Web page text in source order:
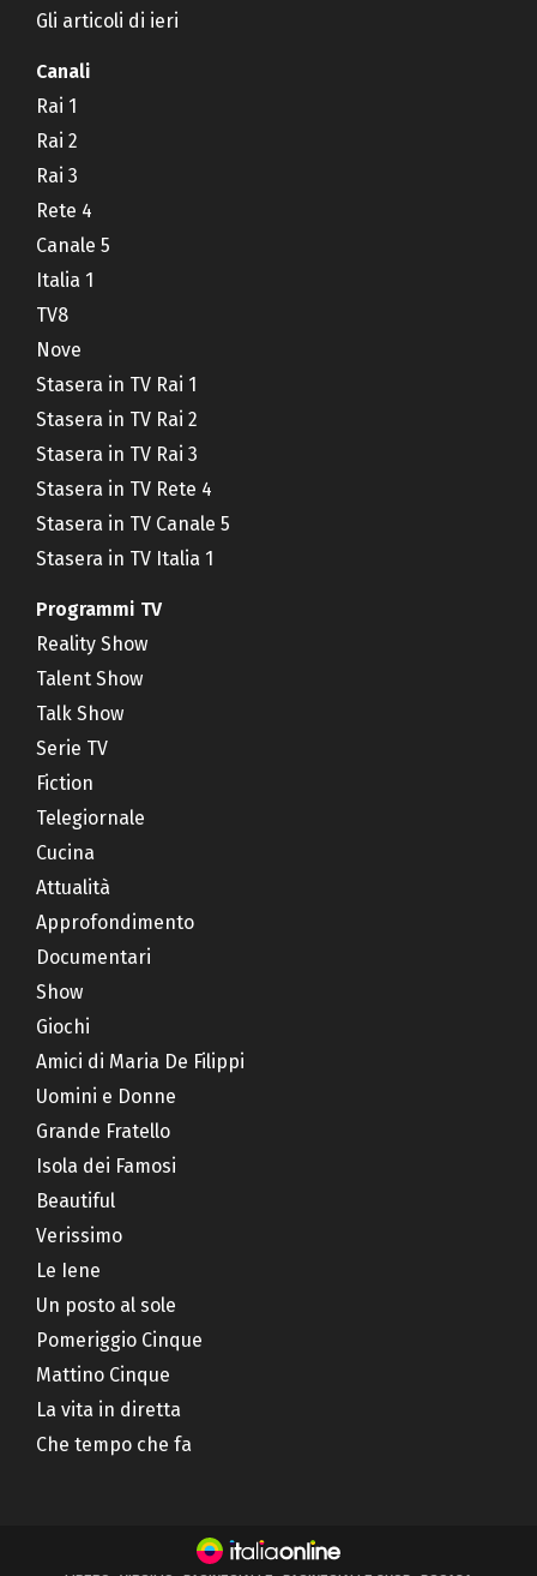
Gli articoli di ieri
Canali
Rai 1
Rai 2
Rai 3
Rete 4
Canale 5
Italia 1
TV8
Nove
Stasera in TV Rai 1
Stasera in TV Rai 2
Stasera in TV Rai 3
Stasera in TV Rete 4
Stasera in TV Canale 5
Stasera in TV Italia 1
Programmi TV
Reality Show
Talent Show
Talk Show
Serie TV
Fiction
Telegiornale
Cucina
Attualità
Approfondimento
Documentari
Show
Giochi
Amici di Maria De Filippi
Uomini e Donne
Grande Fratello
Isola dei Famosi
Beautiful
Verissimo
Le Iene
Un posto al sole
Pomeriggio Cinque
Mattino Cinque
La vita in diretta
Che tempo che fa